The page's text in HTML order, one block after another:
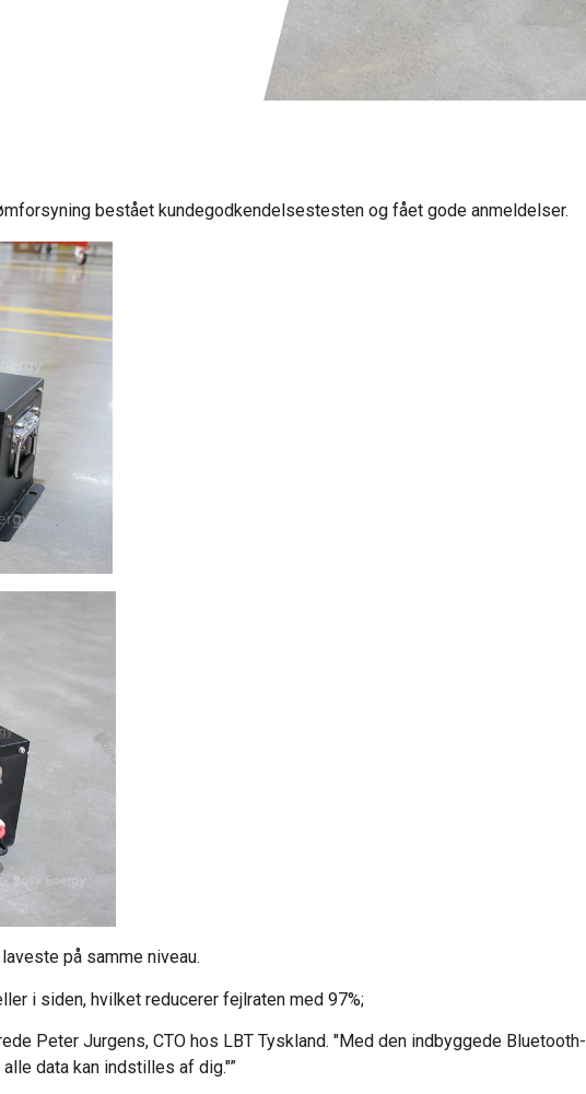
bestået kundegodkendelsestesten og fået gode anmeldelser.
på samme niveau.
i siden, hvilket reducerer fejlraten med 97%;
Peter Jurgens, CTO hos LBT Tyskland. "Med den indbyggede Bluetooth-
data kan indstilles af dig."”